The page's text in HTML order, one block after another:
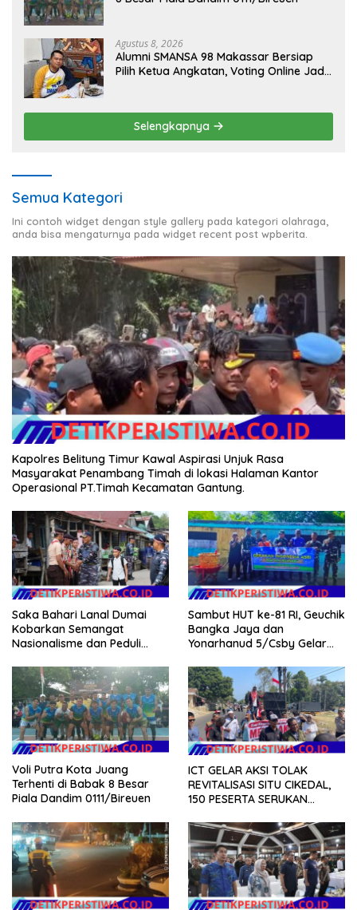
Agustus 8, 2026
Alumni SMANSA 98 Makassar Bersiap
Pilih Ketua Angkatan, Voting Online Jadi
Selengkapnya
Semua Kategori
Ini contoh widget dengan style gallery pada kategori olahraga,
anda bisa mengaturnya pada widget recent post wpberita.
Kapolres Belitung Timur Kawal Aspirasi Unjuk Rasa
Masyarakat Penambang Timah di lokasi Halaman Kantor
Operasional PT.Timah Kecamatan Gantung.
Saka Bahari Lanal Dumai
Kobarkan Semangat
Nasionalisme dan Peduli
Sambut HUT ke-81 RI, Geuchik
Bangka Jaya dan
Yonarhanud 5/Csby Gelar
Gerakan Indonesia Asri
Voli Putra Kota Juang
Terhenti di Babak 8 Besar
Piala Dandim 0111/Bireuen
ICT GELAR AKSI TOLAK
REVITALISASI SITU CIKEDAL,
150 PESERTA SERUKAN